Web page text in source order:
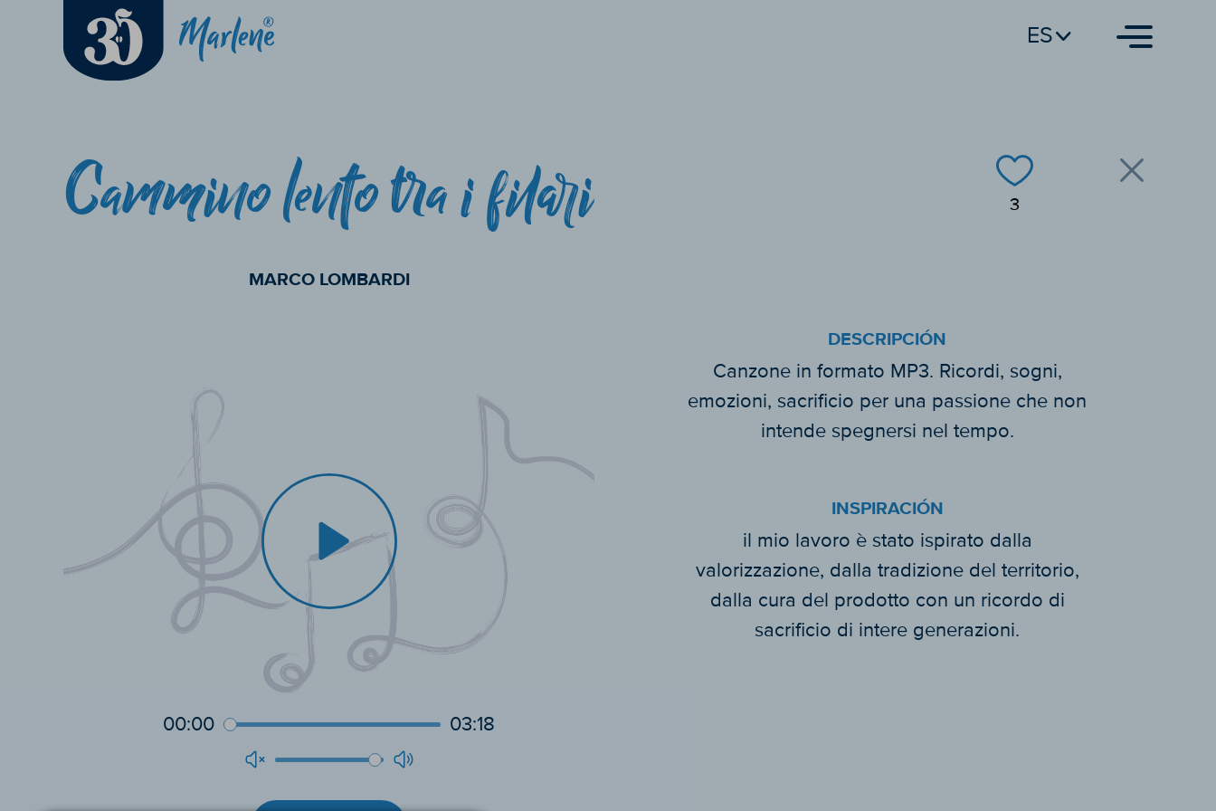
ES
3
Cammino lento tra i filari
MARCO LOMBARDI
00:00 03:18
DESCRIPCIÓN
Canzone in formato MP3. Ricordi, sogni,
emozioni, sacrificio per una passione che non
intende spegnersi nel tempo.
INSPIRACIÓN
il mio lavoro è stato ispirato dalla
valorizzazione, dalla tradizione del territorio,
dalla cura del prodotto con un ricordo di
sacrificio di intere generazioni.